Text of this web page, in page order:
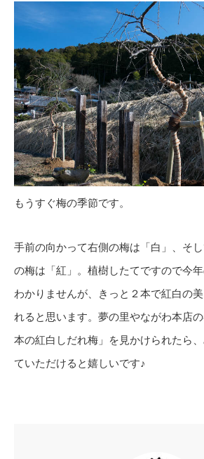
もうすぐ梅の季節です。
手前の向かって右側の梅は「白」、そ
の梅は「紅」。植樹したてですので今
わかりませんが、きっと２本で紅白の
れると思います。夢の里やながわ本店
本の紅白しだれ梅」を見かけられたら
ていただけると嬉しいです♪